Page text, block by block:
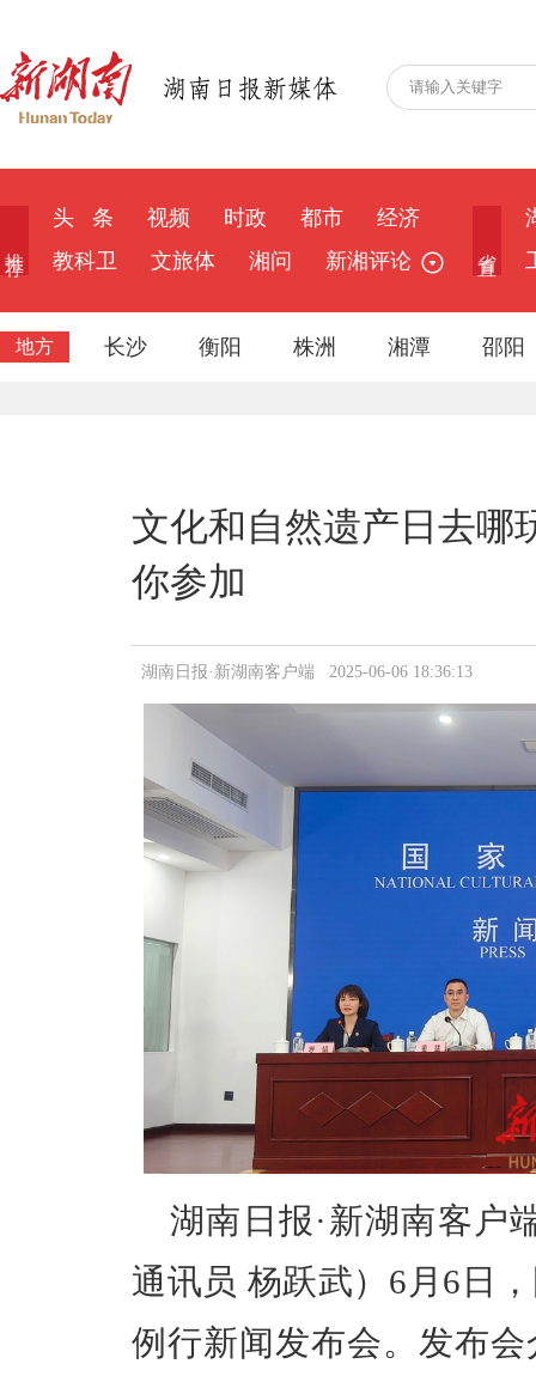
头 条 视频 时政 都市
经济
教科卫
文旅体 湘问 新湘评论
地方 长沙 衡阳 株洲 湘潭 邵阳
文化和自然遗产日去哪
你参加
湖南日报·新湖南客户端 2025-06-06 18:36:13
湖南日报·新湖南客户
通讯员 杨跃武）6月6日
例行新闻发布会。发布